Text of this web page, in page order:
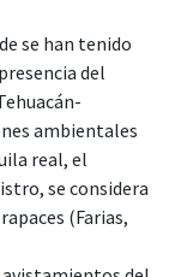
se han tenido
del
ambientales
real, el
se considera
(Farias,